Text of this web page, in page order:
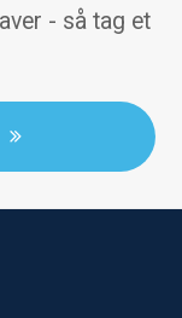
- så tag et